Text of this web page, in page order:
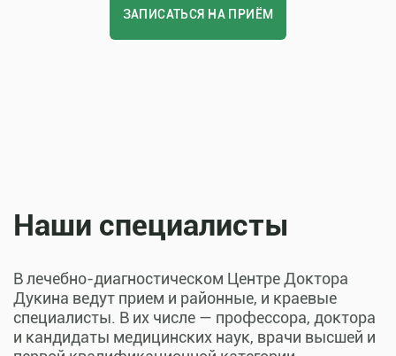
ЗАПИСАТЬСЯ НА ПРИЁМ
Наши специалисты
В лечебно-диагностическом Центре Доктора
Дукина ведут прием и районные, и краевые
специалисты. В их числе — профессора, доктора
и кандидаты медицинских наук, врачи высшей и